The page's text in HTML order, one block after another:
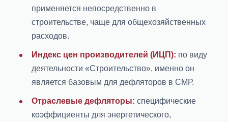
применяется непосредственно в
строительстве, чаще для общехозяйственных
расходов.
Индекс цен производителей (ИЦП): по виду
деятельности «Строительство», именно он
является базовым для дефляторов в СМР.
Отраслевые дефляторы: специфические
коэффициенты для энергетического,